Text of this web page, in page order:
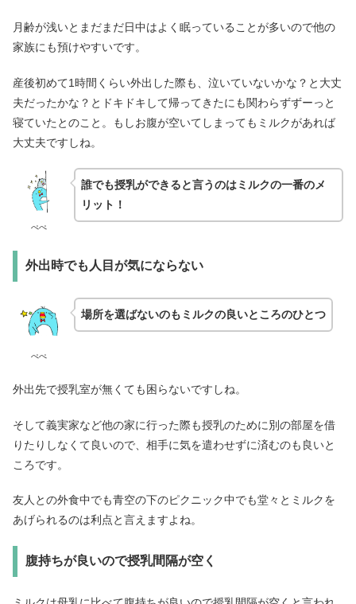
月齢が浅いとまだまだ日中はよく眠っていることが多いので他の
家族にも預けやすいです。
産後初めて1時間くらい外出した際も、泣いていないかな？と大丈
夫だったかな？とドキドキして帰ってきたにも関わらずずーっと
寝ていたとのこと。もしお腹が空いてしまってもミルクがあれば
大丈夫ですしね。
ぺぺ
誰でも授乳ができると言うのはミルクの一番のメ
リット！
外出時でも人目が気にならない
ぺぺ
場所を選ばないのもミルクの良いところのひとつ
外出先で授乳室が無くても困らないですしね。
そして義実家など他の家に行った際も授乳のために別の部屋を借
りたりしなくて良いので、相手に気を遣わせずに済むのも良いと
ころです。
友人との外食中でも青空の下のピクニック中でも堂々とミルクを
あげられるのは利点と言えますよね。
腹持ちが良いので授乳間隔が空く